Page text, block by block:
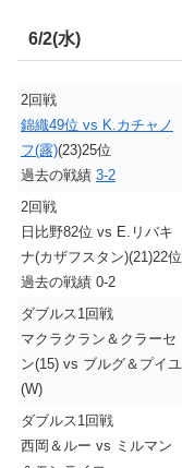
6/2(水)
2回戦
錦織49位 vs K.カチャノ
フ(露)(23)25位
過去の戦績 3-2
2回戦
日比野82位 vs E.リバキ
ナ(カザフスタン)(21)22位
過去の戦績 0-2
ダブルス1回戦
マクラクラン＆クラーセ
ン(15) vs ブルグ＆プイユ
(W)
ダブルス1回戦
西岡＆ルー vs ミルマン